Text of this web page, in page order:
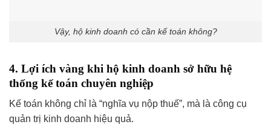
Vậy, hộ kinh doanh có cần kế toán không?
4. Lợi ích vàng khi hộ kinh doanh sở hữu hệ
thống kế toán chuyên nghiệp
Kế toán không chỉ là “nghĩa vụ nộp thuế”, mà là công cụ
quản trị kinh doanh hiệu quả.